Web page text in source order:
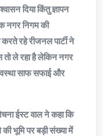
दिया किंतु ज्ञापन
नगर निगम की
रहे रीजनल पार्टी ने
तो ले रहा है लेकिन नगर
साफ सफाई और
ईस्ट वाल ने कहा कि
भूमि पर बड़ी संख्या में